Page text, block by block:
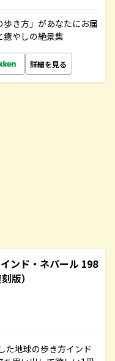
き方」があなたにお届
癒やしの絶景集
詳細を見る
ンド・ネパール 198
版）
た地球の歩き方インド